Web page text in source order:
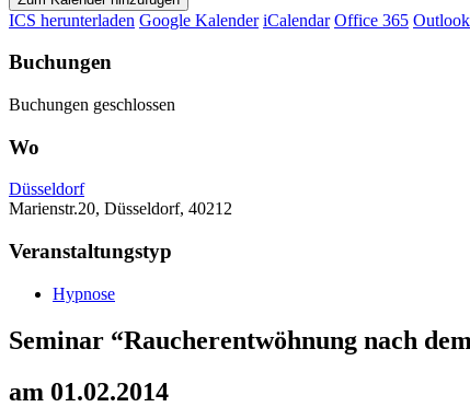
ICS herunterladen Google Kalender iCalendar Office 365
Buchungen
Buchungen geschlossen
Wo
Düsseldorf
Marienstr.20, Düsseldorf, 40212
Veranstaltungstyp
Hypnose
Seminar “Raucherentwöhnung nach
am 01.02.2014